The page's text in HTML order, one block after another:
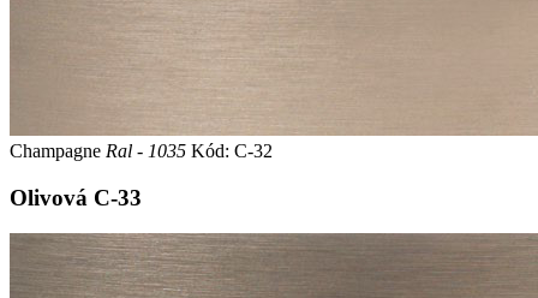
Champagne Ral - 1035 Kód: C-32
Olivová C-33